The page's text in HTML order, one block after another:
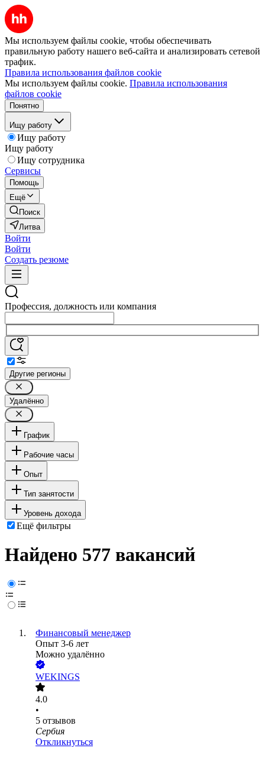
Мы используем файлы cookie, чтобы обеспечивать
правильную работу нашего веб-сайта и анализировать сетевой
трафик.
Правила использования файлов cookie
Мы используем файлы cookie. Правила использования
файлов cookie
Понятно
Ищу работу
Ищу работу
Ищу работу
Ищу сотрудника
Сервисы
Помощь
Ещё
Поиск
Литва
Войти
Войти
Создать резюме
Профессия, должность или компания
Другие регионы
Удалённо
График
Рабочие часы
Опыт
Тип занятости
Уровень дохода
Ещё фильтры
Найдено 577 вакансий
Финансовый менеджер
Опыт 3-6 лет
Можно удалённо
WEKINGS
4.0
•
5 отзывов
Сербия
Откликнуться